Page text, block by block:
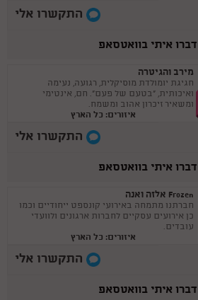
התקשרו אלי
דברו איתי בוואטסאפ
מירב והגיטרה
חגיגת יומולדת מוסיקלית, רגועה, נעימה
ואיכותית, "בטעם של פעם". חם, אינטימי
ומשאיר זיכרון אהוב ומשמח.
איזורים: כל הארץ
התקשרו אלי
דברו איתי בוואטסאפ
Frozen אלזה ואנה
חברתנו מתמחה באירועי קונספט ייחודיים וכמו
כן אירועים עסקיים לחברות ארגונים ולוועדי
עובדים.
איזורים: כל הארץ
התקשרו אלי
דברו איתי בוואטסאפ